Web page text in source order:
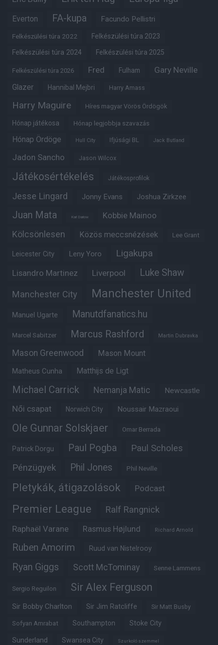
Everton FA-kupa Facundo Pellistri
Felkészülési túra 2022 Felkészülési túra 2023
Felkészülési túra 2024 Felkészülési túra 2025
Felkészülési túra 2026 Fred Fulham Gary Neville
Glazer Hannibal Mejbri Harry Amass
Harry Maguire Híres magyar Vörös Ördögök
Hónap játékosa Hónap legjobbja szavazás
Hónap Ördöge Hull City Ifjúsági BL Jack Butland
Jadon Sancho Jason Wilcox
Játékosértékelés Játékosprofilok
Jesse Lingard Jonny Evans Joshua Zirkzee
Juan Mata Karl Darlow Kobbie Mainoo
Kölcsönlesen Közös meccsnézések Lee Grant
Leicester City Leny Yoro Ligakupa
Lisandro Martinez Liverpool Luke Shaw
Manchester City Manchester United
Manuel Ugarte Manutdfanatics.hu
Marcel Sabitzer Marcus Rashford Martin Dubravka
Mason Greenwood Mason Mount
Matheus Cunha Matthijs de Ligt
Michael Carrick Nemanja Matic Newcastle
Női csapat Norwich City Noussair Mazraoui
Ole Gunnar Solskjaer Omar Berrada
Patrick Dorgu Paul Pogba Paul Scholes
Pénzügyek Phil Jones Phil Neville
Pletykák, átigazolások Podcast
Premier League Ralf Rangnick
Raphaël Varane Rasmus Højlund Richard Arnold
Ruben Amorim Ruud van Nistelrooy
Ryan Giggs Scott McTominay Senne Lammens
Sergio Reguilon Sir Alex Ferguson
Sir Bobby Charlton Sir Jim Ratcliffe Sir Matt Busby
Sofyan Amrabat Southampton Stoke City
Sunderland Swansea City Szurkoló szemmel